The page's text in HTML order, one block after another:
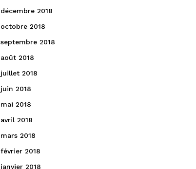
décembre 2018
octobre 2018
septembre 2018
août 2018
juillet 2018
juin 2018
mai 2018
avril 2018
mars 2018
février 2018
janvier 2018